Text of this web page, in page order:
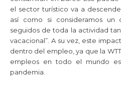
el sector turístico va a
así como si consideramos
seguidos de toda la actividad
vacacional”. A su vez, este
dentro del empleo, ya que la
empleos en todo el mundo
pandemia.